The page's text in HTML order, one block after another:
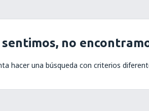
sentimos, no
hacer una búsqueda con criterios